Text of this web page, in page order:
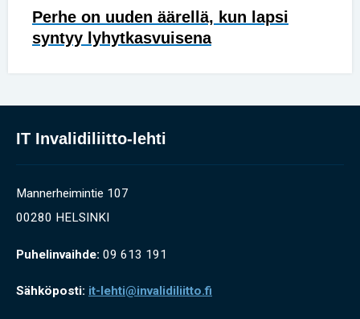
Perhe on uuden äärellä, kun lapsi
syntyy lyhytkasvuisena
IT Invalidiliitto-lehti
Mannerheimintie 107
00280 HELSINKI
Puhelinvaihde: 09 613 191
Sähköposti: it-lehti@invalidiliitto.fi